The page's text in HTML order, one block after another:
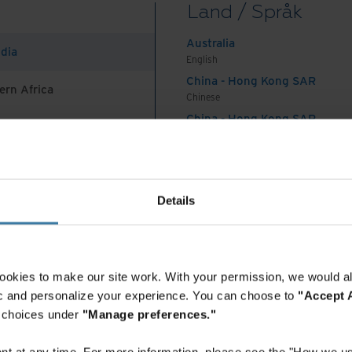
Details
to make our site work. With your permission, we would
and personalize your experience. You can choose to "Accept
under "Manage preferences."
Africa
And Turkey
Land / Språk
Australia
English
China - Hong Kong SAR
Chinese
China - Hong Kong SAR
India
English
Indonesia
Indonesian
Korea
Korean
Malaysia
och säkerställer en kvalitetskontroll för att
Med hjälp av OCR skanning
kan innehållet i dina dokument bli helt sökbart
i PDF-, TIFF- och Office-dokument på
dokument har digitaliserats kan du lagra, söka
sätt i en modern och säker
till dina digitala dokument, centraliserat på
lagringsplats de finns på. Din elektroniska
och överföras via ett säkert nätverk.
av krypteringsnycklar. Rollbaserade
auktoriserade användare att endast få åtkomst
och när de behöver den. Lösningen gör det
såsom länkar och e-postbilagor med både